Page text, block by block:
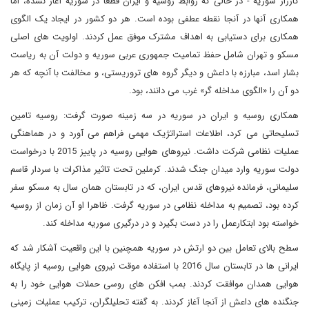
همکاری آنها در آنجا نقطه عطفی بوده است. هر دو کشور در ایجاد یک الگوی
همکاری برای دستیابی به اهداف مشترک موفق عمل کردند. اولویت های اصلی
مسکو و تهران شامل حفظ تمامیت جمهوری عربی سوریه و دولت آن به ریاست
بشار اسد، مبارزه با داعش و دیگر گروه های تروریستی، و مخالفت با آنچه که هر
دو آن را «الگوی مداخله گر» غرب می دانند، بود.
همکاری روسیه و ایران در سوریه در سه زمینه صورت گرفت: روسیه تامین
تسلیحاتی می کرد، اطلاعات استراتژیک مهمی فراهم می آورد و در هماهنگی
عملیات نظامی شرکت داشت. نیروهای هوایی روسیه در پاییز 2015 با درخواست
دولت سوریه وارد میدان جنگ شدند. کرملین تحت تاثیر مذاکرات با سردار قاسم
سلیمانی، فرمانده نیروهای قدس ایران، که در تابستان همان سال به مسکو سفر
کرده بود، تصمیم به مداخله نظامی در سوریه گرفت. ظاهرا او آن زمان از روسیه
خواسته بود ابتکارعمل را در دست بگیرد و در درگیری سوریه مداخله کند.
سطح بالای تعامل بین دو ارتش در سوریه همچنین با این واقعیت آشکار شد که
ایرانی ها در تابستان سال 2016 با استفاده موقت نیروی هوایی روسیه از پایگاه
هوایی همدان موافقت کردند. بمب افکن های روسی حملات هوایی خود را به
جنگنده های داعش از آنجا آغاز کردند. به گفته تحلیلگران، ترکیب عملیات زمینی